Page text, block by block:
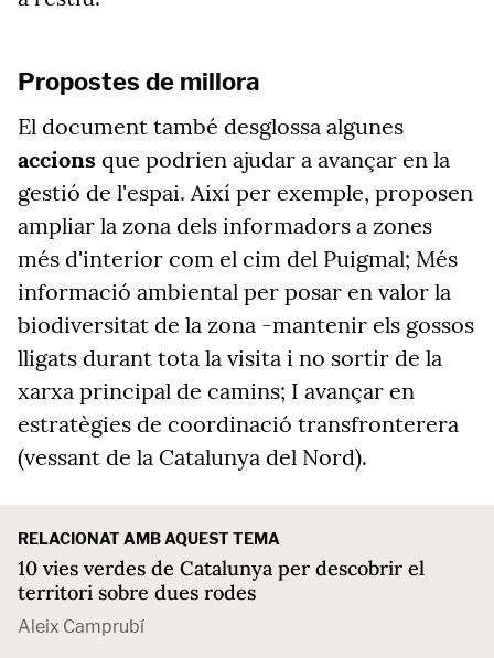
Propostes de millora
El document també desglossa algunes
accions que podrien ajudar a avançar en la
gestió de l'espai. Així per exemple, proposen
ampliar la zona dels informadors a zones
més d'interior com el cim del Puigmal; Més
informació ambiental per posar en valor la
biodiversitat de la zona -mantenir els gossos
lligats durant tota la visita i no sortir de la
xarxa principal de camins; I avançar en
estratègies de coordinació transfronterera
(vessant de la Catalunya del Nord).
RELACIONAT AMB AQUEST TEMA
10 vies verdes de Catalunya per descobrir el
territori sobre dues rodes
Aleix Camprubí